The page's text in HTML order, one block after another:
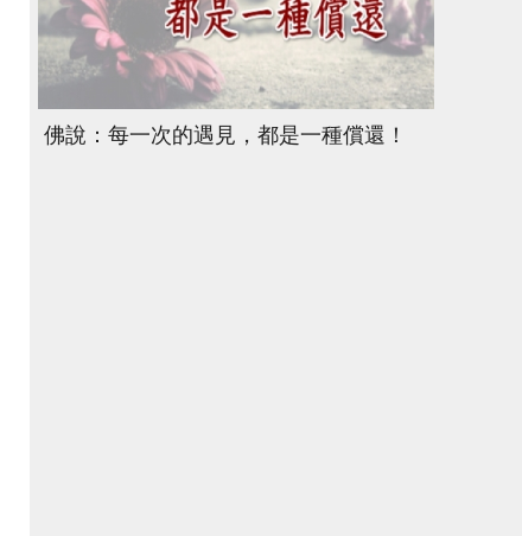
佛說：每一次的遇見，都是一種償還！